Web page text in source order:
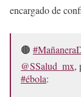
encargado de
🟤
@SSalud_mx,
#ébola: